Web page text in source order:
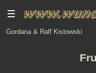
Gordana & Ralf Kistowski